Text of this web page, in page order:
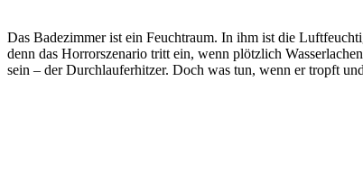
Das Badezimmer ist ein Feuchtraum. In ihm ist die
denn das Horrorszenario tritt ein, wenn plötzlich
sein – der Durchlauferhitzer. Doch was tun, wenn er tropft